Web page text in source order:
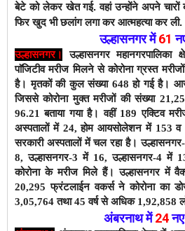
बेटे को लेकर खेत गई. वहां उन्होंने अपने
फिर खुद भी छलांग लगा कर आत्महत्या कर ली.
उल्हासनगर में61
उल्हासनगर।
उल्हासनगर
पाॅजिटीव मरीज मिलने से कोरोना ग्रस्त
है।मृतकों की कुल संख्या 648 हो गई है।
जिससे कोरोना मुक्त मरीजों की संख्या
96.21 बताया गया है। वहीं 189 एक्टिव
अस्पतालों में 24, होम आयसोलेशन में 153 व
सरकारी अस्पतालों में चल रहा है।
8, उल्हासनगर-3 में 16, उल्हासनगर-4 में
कोरोना के मरीज मिले हैं। उल्हासनगर में
20,295 फ्रंटलाईन वकर्स नेकोरोना का
3,05,764 तथा 45 वर्ष से अधिक 1,92,858
अंबरनाथ में24नए